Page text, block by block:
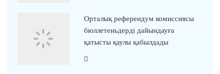
Орталық референдум комиссиясы
бюллетеньдерді дайындауға
қатысты қаулы қабылдады